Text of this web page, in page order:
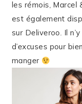
les rémois, Marcel
est également
sur Deliveroo. Il
d’excuses pour bien
manger